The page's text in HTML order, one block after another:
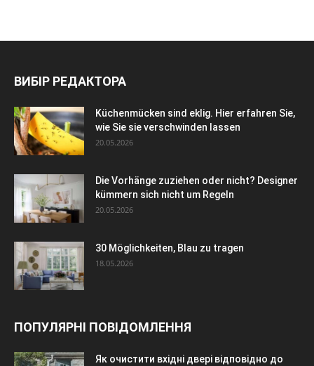
ВИБІР РЕДАКТОРА
Küchenmücken sind eklig. Hier erfahren Sie,
wie Sie sie verschwinden lassen
20.05.2026
Die Vorhänge zuziehen oder nicht? Designer
kümmern sich nicht um Regeln
20.05.2026
30 Möglichkeiten, Blau zu tragen
18.05.2026
ПОПУЛЯРНІ ПОВІДОМЛЕННЯ
Як очистити вхідні двері відповідно до